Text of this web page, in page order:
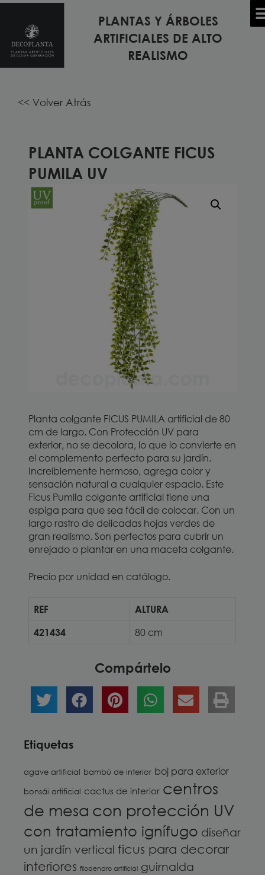
PLANTAS Y ÁRBOLES
ARTIFICIALES DE ALTO
REALISMO
Inicio PLANTAS Y ÁRBOLES ARTIFICIALES /PLANTAS DE
EXTERIOR ARTIFICIALES
/ Planta Colgante FICUS
UV
<< Volver Atrás
PLANTA COLGANTE FICUS
PUMILA UV
Planta colgante FICUS PUMILA artificial de 80
cm de largo. Con Protección UV para
exterior, no se decolora, lo que lo convierte en
el complemento perfecto para su jardín.
Increíblemente hermoso, agrega color y
sensación natural a cualquier espacio. Este
Ficus Pumila colgante artificial tiene una
espiga para que sea fácil de colocar. Con un
largo rastro de delicadas hojas verdes de
gran realismo. Son perfectos para cubrir un
enrejado o plantar en una maceta colgante.
Precio por unidad en catálogo.
REF
ALTURA
421434
80 cm
Compártelo
Etiquetas
agave artificial bambú de interior boj para exterior
bonsái artificial cactus de interior centros
de mesa con protección UV
con tratamiento ignífugo diseñar
un jardín vertical ficus para decorar
interiores filodendro artificial guirnalda